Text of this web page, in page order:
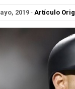
2019 - Artículo